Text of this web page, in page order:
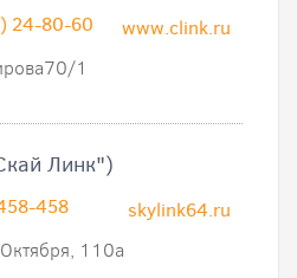
www.clink.ru
24-80-60
1
Линк")
skylink64.ru
458
110а